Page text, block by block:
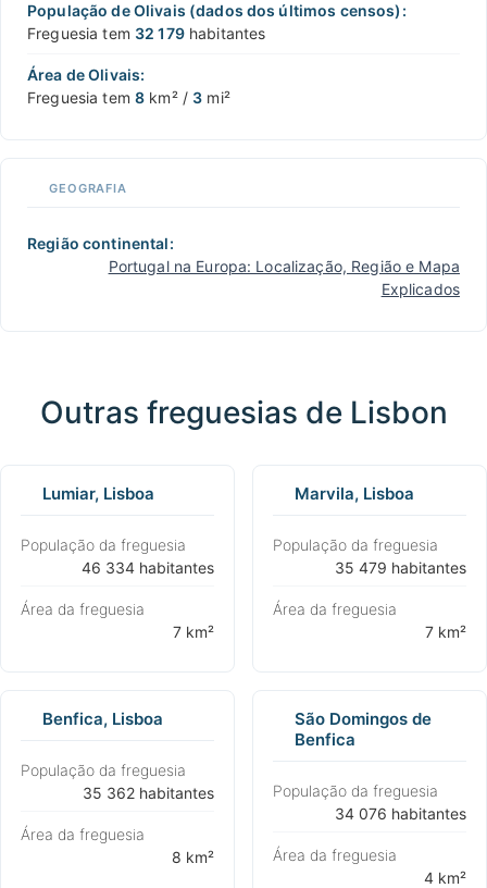
População de Olivais (dados dos últimos censos):
Freguesia tem 32 179habitantes
Área de Olivais:
Freguesia tem 8 km² / 3 mi²
GEOGRAFIA
Região continental:
Portugal na Europa: Localização, Região e Mapa
Explicados
Outras freguesias de Lisbon
Lumiar, Lisboa
População da freguesia
⁨46 334 habitantes⁩
Área da freguesia
⁨7 km²⁩
Marvila, Lisboa
População da freguesia
⁨35 479 habitantes⁩
Área da freguesia
⁨7 km²⁩
Benfica, Lisboa
População da freguesia
⁨35 362 habitantes⁩
Área da freguesia
⁨8 km²⁩
São Domingos de
Benfica
População da freguesia
⁨34 076 habitantes⁩
Área da freguesia
⁨4 km²⁩